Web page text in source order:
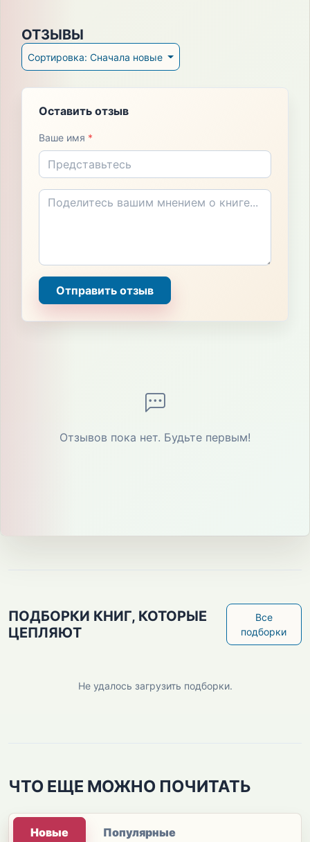
ОТЗЫВЫ
Сортировка: Сначала новые
Оставить отзыв
Ваше имя *
Отправить отзыв
Отзывов пока нет. Будьте первым!
ПОДБОРКИ КНИГ, КОТОРЫЕ
ЦЕПЛЯЮТ
Все
подборки
Не удалось загрузить подборки.
ЧТО ЕЩЕ МОЖНО ПОЧИТАТЬ
Новые Популярные